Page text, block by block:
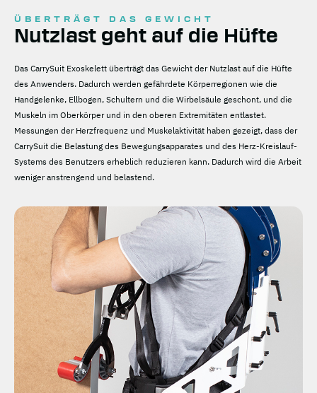
ÜBERTRÄGT DAS GEWICHT
Nutzlast geht auf die Hüfte
Das CarrySuit Exoskelett überträgt das Gewicht der Nutzlast auf die Hüfte
des Anwenders. Dadurch werden gefährdete Körperregionen wie die
Handgelenke, Ellbogen, Schultern und die Wirbelsäule geschont, und die
Muskeln im Oberkörper und in den oberen Extremitäten entlastet.
Messungen der Herzfrequenz und Muskelaktivität haben gezeigt, dass der
CarrySuit die Belastung des Bewegungsapparates und des Herz-Kreislauf-
Systems des Benutzers erheblich reduzieren kann. Dadurch wird die Arbeit
weniger anstrengend und belastend.